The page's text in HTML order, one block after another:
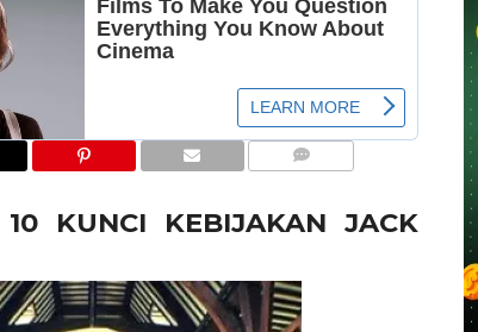
KUNCI KEBIJAKAN JACK